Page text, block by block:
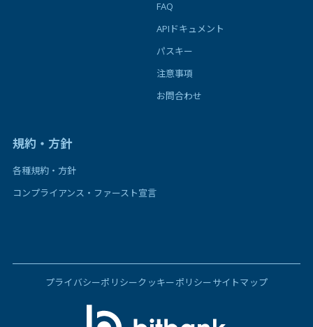
FAQ
APIドキュメント
パスキー
注意事項
お問合わせ
規約・方針
各種規約・方針
コンプライアンス・ファースト宣言
プライバシーポリシークッキーポリシーサイトマップ